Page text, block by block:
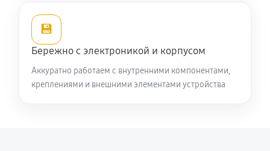
💾
Бережно с электроникой и корпусом
Аккуратно работаем с внутренними компонентами,
креплениями и внешними элементами устройства